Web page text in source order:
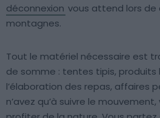
déconnexion vous attend lors de
montagnes.
Tout le matériel nécessaire est
de somme : tentes tipis, produits
l’élaboration des repas, affaires
n’avez qu’à suivre le